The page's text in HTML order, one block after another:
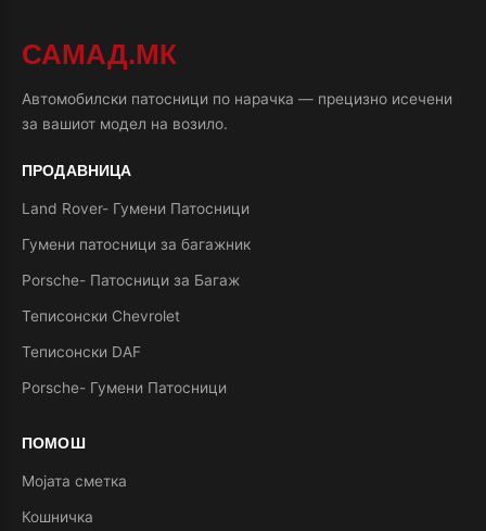
САМАД.МК
Автомобилски патосници по нарачка — прецизно исечени
за вашиот модел на возило.
ПРОДАВНИЦА
Land Rover- Гумени Патосници
Гумени патосници за багажник
Porsche- Патосници за Багаж
Теписонски Chevrolet
Теписонски DAF
Porsche- Гумени Патосници
ПОМОШ
Мојата сметка
Кошничка